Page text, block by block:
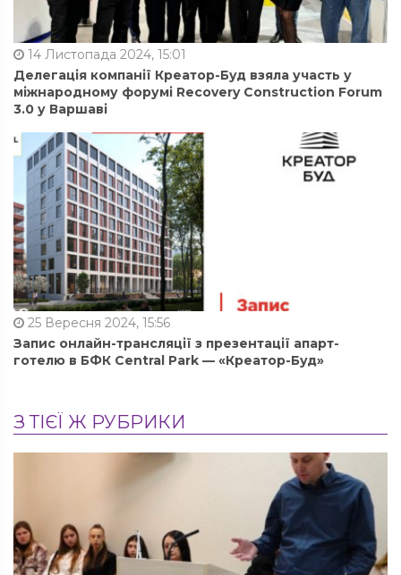
14 Листопада 2024, 15:01
Делегація компанії Креатор-Буд взяла участь у
міжнародному форумі Recovery Construction Forum
3.0 у Варшаві
25 Вересня 2024, 15:56
Запис онлайн-трансляції з презентації апарт-
готелю в БФК Central Park — «Креатор-Буд»
З ТІЄЇ Ж РУБРИКИ